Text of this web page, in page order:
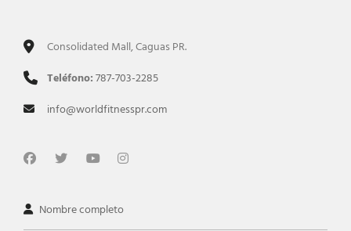
Consolidated Mall, Caguas PR.
Teléfono:787-703-2285
info@worldfitnesspr.com